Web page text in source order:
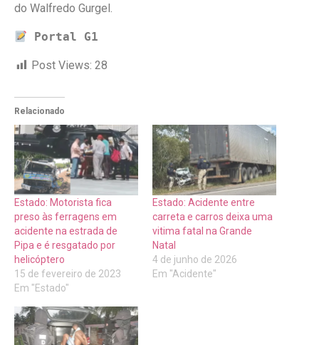
do Walfredo Gurgel.
Portal G1
Post Views: 28
Relacionado
Estado: Motorista fica
preso às ferragens em
acidente na estrada de
Pipa e é resgatado por
helicóptero
15 de fevereiro de 2023
Em "Estado"
Estado: Acidente entre
carreta e carros deixa uma
vitima fatal na Grande
Natal
4 de junho de 2026
Em "Acidente"